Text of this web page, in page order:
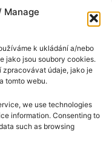
Manage
k ukládání a/nebo
jako jsou soubory cookies.
zpracovávat údaje, jako je
tomto webu.
we use technologies
information. Consenting to
such as browsing